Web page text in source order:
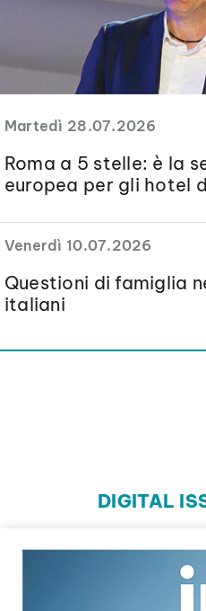
Martedì 28.07.2026
Roma a 5 stelle: è la
europea per gli hotel
Venerdì 10.07.2026
Questioni di famiglia
italiani
DIGITAL